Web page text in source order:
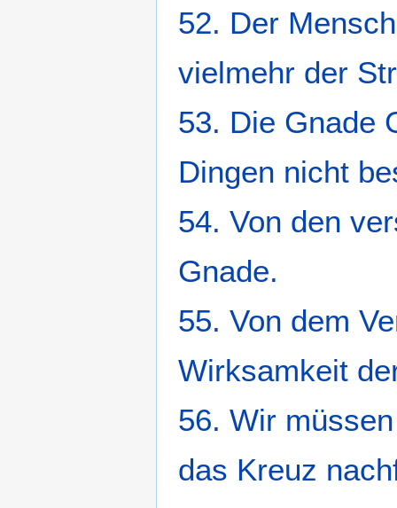
52. Der
vielmehr der
53. Die Gnade
Dingen nicht
54. Von den
Gnade.
55. Von dem
Wirksamkeit
56. Wir
das Kreuz